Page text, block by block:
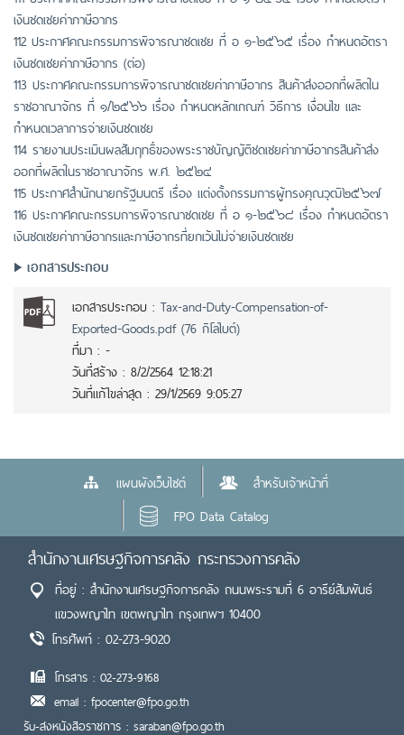
เงินชดเชยค่าภาษีอากร
112 ประกาศคณะกรรมการพิจารณาชดเชย ที่ อ ๑-๒๕๖๕ เรื่อง กำหนดอัตรา
เงินชดเชยค่าภาษีอากร (ต่อ)
113 ประกาศคณะกรรมการพิจารณาชดเชยค่าภาษีอากร สินค้าส่งออกที่ผลิตใน
ราชอาณาจักร ที่ ๑/๒๕๖๖ เรื่อง กำหนดหลักเกณฑ์ วิธีการ เงื่อนไข และ
กำหนดเวลาการจ่ายเงินชดเชย
114 รายงานประเมินผลสัมฤทธิ์ของพระราชบัญญัติชดเชยค่าภาษีอากรสินค้าส่ง
ออกที่ผลิตในราชอาณาจักร พ.ศ. ๒๕๒๔
115 ประกาศสำนักนายกรัฐมนตรี เรื่อง แต่งตั้งกรรมการผู้ทรงคุณวุฒิ๒๕๖๗
116 ประกาศคณะกรรมการพิจารณาชดเชย ที่ อ ๑-๒๕๖๘ เรื่อง กำหนดอัตรา
เงินชดเชยค่าภาษีอากรและภาษีอากรที่ยกเว้นไม่จ่ายเงินชดเชย
เอกสารประกอบ
เอกสารประกอบ : Tax-and-Duty-Compensation-of-
Exported-Goods.pdf (76 กิโลไบต์)
ที่มา : -
วันที่สร้าง : 8/2/2564 12:18:21
วันที่แก้ไขล่าสุด : 29/1/2569 9:05:27
แผนผังเว็บไซต์
สำหรับเจ้าหน้าที่
FPO Data Catalog
สำนักงานเศรษฐกิจการคลัง กระทรวงการคลัง
ที่อยู่ : สำนักงานเศรษฐกิจการคลัง ถนนพระรามที่ 6 อารีย์สัมพันธ์
แขวงพญาไท เขตพญาไท กรุงเทพฯ 10400
โทรศัพท์ : 02-273-9020
โทรสาร : 02-273-9168
email : fpocenter@fpo.go.th
รับ-ส่งหนังสือราชการ : saraban@fpo.go.th